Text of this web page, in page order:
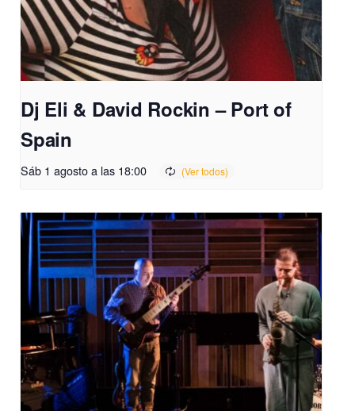
Dj Eli & David Rockin – Port of
Spain
Sáb 1 agosto a las 18:00